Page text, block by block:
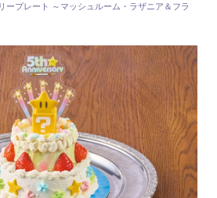
ープレート ～マッシュルーム・ラザニア＆フラ